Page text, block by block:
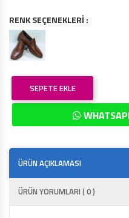
RENK SEÇENEKLERİ :
SEPETE EKLE
ÜRÜN AÇIKLAMASI
ÜRÜN YORUMLARI ( 0 )